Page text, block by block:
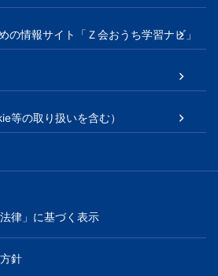
の情報サイト「Ｚ会おうち学習ナビ」
等の取り扱いを含む）
律」に基づく表示
針